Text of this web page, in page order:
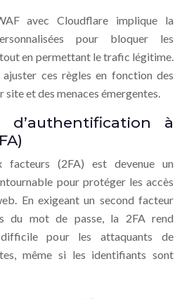
avec Cloudflare implique la
pour bloquer les
en permettant le trafic légitime.
ces règles en fonction des
site et des menaces émergentes.
à
facteurs (2FA) est devenue un
pour protéger les accès
En exigeant un second facteur
du mot de passe, la 2FA rend
difficile pour les attaquants de
même si les identifiants sont